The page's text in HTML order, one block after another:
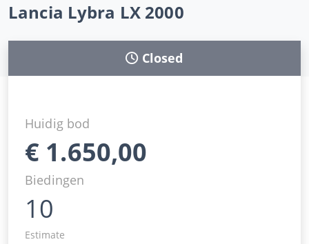
Lancia Lybra LX 2000
Closed
Huidig bod
€ 1.650,00
Biedingen
10
Estimate